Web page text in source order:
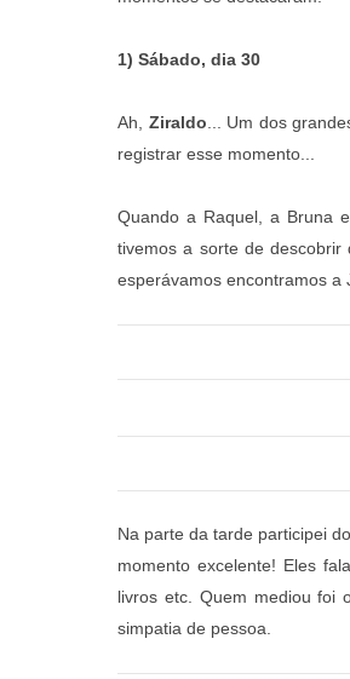
1) Sábado, dia 30
Ah, Ziraldo ... Um dos
registrar esse momento...
Quando a Raquel, a Bruna
tivemos a sorte de
esperávamos encontramos
Na parte da tarde participei
momento excelente! Eles
livros etc. Quem mediou foi
simpatia de pessoa.